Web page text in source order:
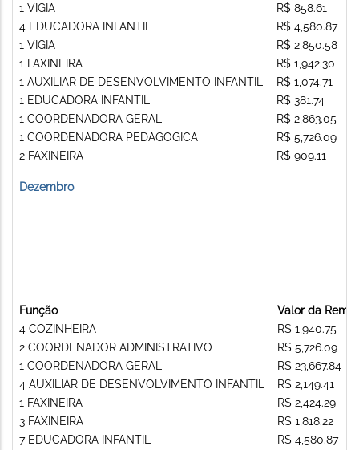
1 VIGIA
4 EDUCADORA INFANTIL
1 VIGIA
1 FAXINEIRA
1 AUXILIAR DE DESENVOLVIMENTO INFANTIL
1 EDUCADORA INFANTIL
1 COORDENADORA GERAL
1 COORDENADORA PEDAGOGICA
2 FAXINEIRA
R$ 858.61
R$ 4,580.87
R$ 2,850.58
R$ 1,942.30
R$ 1,074.71
R$ 381.74
R$ 2,863.05
R$ 5,726.09
R$ 909.11
Dezembro
Função
4 COZINHEIRA
2 COORDENADOR ADMINISTRATIVO
1 COORDENADORA GERAL
4 AUXILIAR DE DESENVOLVIMENTO INFANTIL
1 FAXINEIRA
3 FAXINEIRA
7 EDUCADORA INFANTIL
Valor da
R$ 1,940.75
R$ 5,726.09
R$ 23,667.84
R$ 2,149.41
R$ 2,424.29
R$ 1,818.22
R$ 4,580.87